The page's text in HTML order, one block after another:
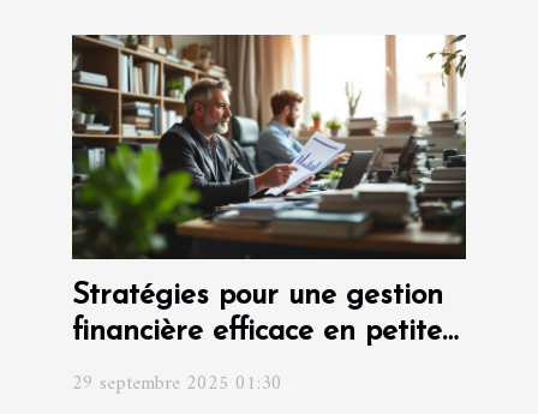
Stratégies pour une gestion
financière efficace en petite
entreprise
29 septembre 2025 01:30